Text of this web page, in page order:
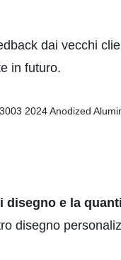
dai vecchi
in futuro.
disegno e la
disegno